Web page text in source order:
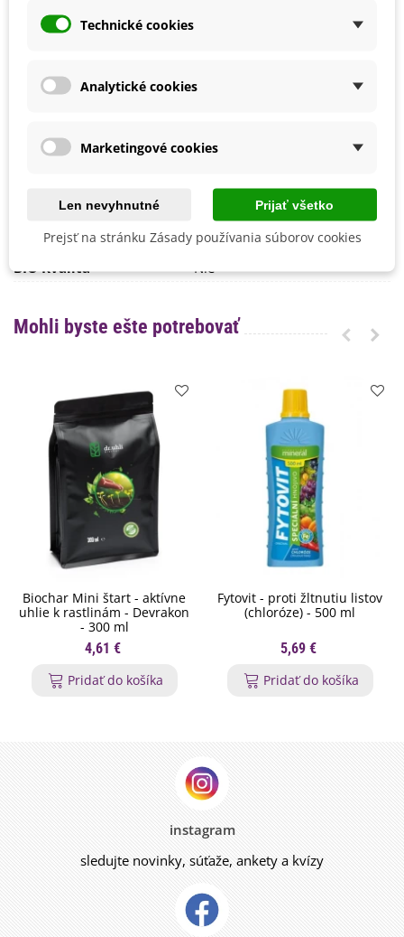
Pestovanie
Výsev/výsadba
Apríl
Máj
Marec
SemenaOnline
Mrazuvzdornosť
Vegetačné Obdobie
Letničky
BIO Kvalita
Nie
Mohli byste ešte potrebovať
Biochar Mini štart - aktívne
uhlie k rastlinám - Devrakon
- 300 ml
4,61 €
Pridať do košíka
Fytovit - proti žltnutiu listov
(chloróze) - 500 ml
5,69 €
Pridať do košíka
instagram
sledujte novinky, súťaže, ankety a kvízy
Technické cookies
Analytické cookies
Marketingové cookies
Len nevyhnutné Prijať všetko
Prejsť na stránku Zásady používania súborov cookies